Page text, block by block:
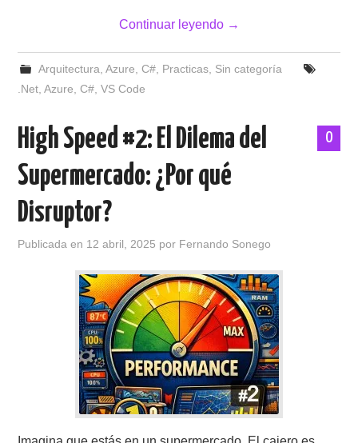
Continuar leyendo →
Arquitectura, Azure, C#, Practicas, Sin categoría
.Net,Azure,C#,VS Code
0
High Speed #2: El Dilema del
Supermercado: ¿Por qué
Disruptor?
Publicada en 12 abril, 2025 por Fernando Sonego